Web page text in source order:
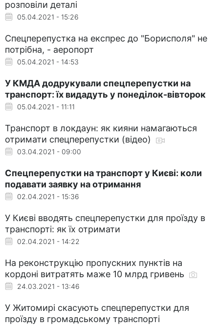
розповіли деталі
05.04.2021 - 15:26
Спецперепустка на експрес до "Борисполя" не
потрібна, - аеропорт
05.04.2021 - 14:53
У КМДА додрукували спецперепустки на
транспорт: їх видадуть у понеділок-вівторок
05.04.2021 - 11:11
Транспорт в локдаун: як кияни намагаються
отримати спецперепустки (відео)
03.04.2021 - 09:00
Спецперепустки на транспорт у Києві: коли
подавати заявку на отримання
02.04.2021 - 15:36
У Києві вводять спецперепустки для проїзду в
транспорті: як їх отримати
02.04.2021 - 14:22
На реконструкцію пропускних пунктів на
кордоні витратять маже 10 млрд гривень
24.03.2021 - 13:46
У Житомирі скасують спецперепустки для
проїзду в громадському транспорті